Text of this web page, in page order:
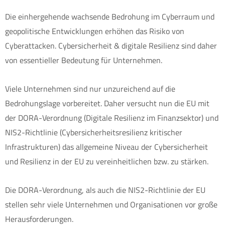
Die einhergehende wachsende Bedrohung im Cyberraum und
geopolitische Entwicklungen erhöhen das Risiko von
Cyberattacken. Cybersicherheit & digitale Resilienz sind daher
von essentieller Bedeutung für Unternehmen.
Viele Unternehmen sind nur unzureichend auf die
Bedrohungslage vorbereitet. Daher versucht nun die EU mit
der DORA-Verordnung (Digitale Resilienz im Finanzsektor) und
NIS2-Richtlinie (Cybersicherheitsresilienz kritischer
Infrastrukturen) das allgemeine Niveau der Cybersicherheit
und Resilienz in der EU zu vereinheitlichen bzw. zu stärken.
Die DORA-Verordnung, als auch die NIS2-Richtlinie der EU
stellen sehr viele Unternehmen und Organisationen vor große
Herausforderungen.